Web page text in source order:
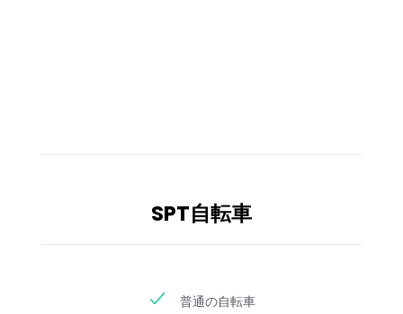
SPT自転車
普通の自転車